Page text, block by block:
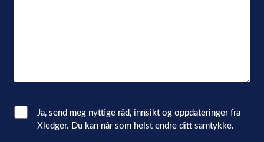
Email
Consent
Ja, send meg nyttige råd, innsikt og oppdateringer fra
Xledger. Du kan når som helst endre ditt samtykke.